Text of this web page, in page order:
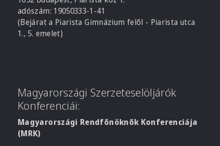
adószám: 19050333-1-41
(Bejárat a Piarista Gimnázium felől - Piarista utca
1., 5. emelet)
Magyarországi Szerzeteselöljárók
Konferenciái:
Magyarországi Rendfőnöknők Konferenciája
(MRK)